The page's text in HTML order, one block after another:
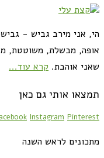
הי, אני מירב גביש -
אופה, מבשלת, משוטטת,
שאני אוהבת. קרא עוד...
תמצאו אותי גם כאן
Instagram Pinterest
מתכונים לראש השנה